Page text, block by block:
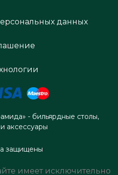
данных
- бильярдные столы,
аксессуары
защищены
имеет исключительно